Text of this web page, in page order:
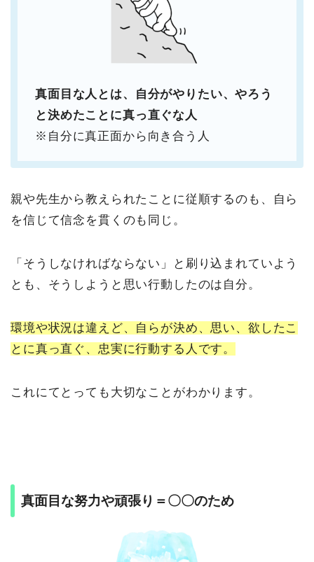
真面目な人とは、自分がやりたい、やろう
と決めたことに真っ直ぐな人
※自分に真正面から向き合う人
親や先生から教えられたことに従順するのも、自ら
を信じて信念を貫くのも同じ。
「そうしなければならない」と刷り込まれていよう
とも、そうしようと思い行動したのは自分。
環境や状況は違えど、自らが決め、思い、欲したこ
とに真っ直ぐ、忠実に行動する人です。
これにてとっても大切なことがわかります。
真面目な努力や頑張り＝〇〇のため